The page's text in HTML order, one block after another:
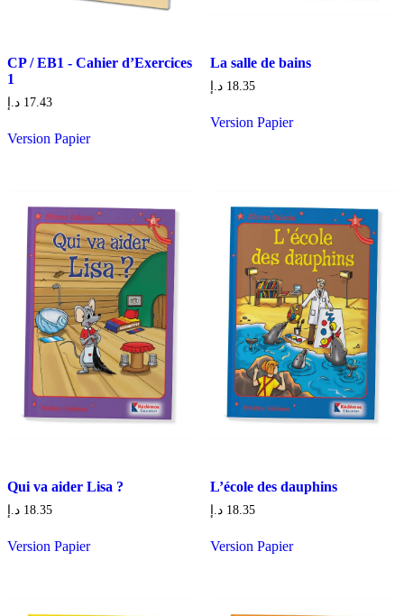
CP / EB1 - Cahier d’Exercices
1
17.43 د.إ
Version Papier
La salle de bains
18.35 د.إ
Version Papier
Qui va aider Lisa ?
18.35 د.إ
Version Papier
L’école des dauphins
18.35 د.إ
Version Papier